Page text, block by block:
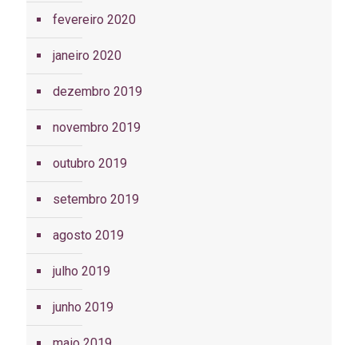
fevereiro 2020
janeiro 2020
dezembro 2019
novembro 2019
outubro 2019
setembro 2019
agosto 2019
julho 2019
junho 2019